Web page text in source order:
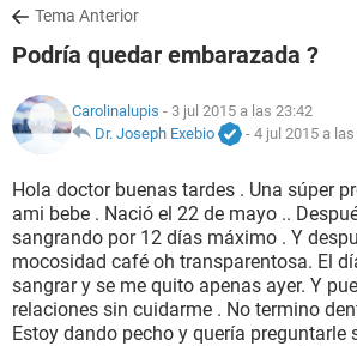
SALUD
NUTRICIÓN
BIENESTAR
SEXUALIDAD
GLOSARIO
Tema Anterior
Podría quedar embarazada ?
Carolinalupis - 3 jul 2015 a las 23:42
Dr. Joseph Exebio
- 4 jul 2015 a
Hola doctor buenas tardes . Una súper
ami bebe . Nació el 22 de mayo ..
sangrando por 12 días máximo . Y
mocosidad café oh transparentosa. El
sangrar y se me quito apenas ayer. Y
relaciones sin cuidarme . No termino
Estoy dando pecho y quería preguntarle